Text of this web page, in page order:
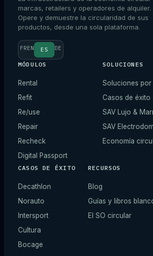
marcas, retailers y operadores de alquiler.
Opere y demuestre la circularidad de sus
productos, desde una sola plataforma.
FREN ES DE
MÓDULOS
Rental
Refit
Re/use
Repair
Recheck
Digital Passport
SOLUCIONES
Soluciones
Casos de éxito
SAV Lujo &
SAV
Economía
CASOS DE ÉXITO
Decathlon
Norauto
Intersport
Cultura
Bocage
RECURSOS
Blog
Guías y libros
El SO circular